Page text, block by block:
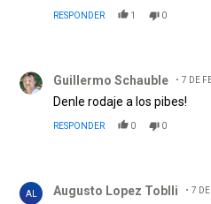
RESPONDER 1 0
Guillermo Schauble 7 DE
Denle rodaje a los pibes!
RESPONDER 0 0
AL Augusto Lopez Toblli 7